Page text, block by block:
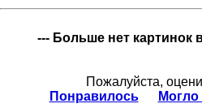
--- Больше нет картинок
Пожалуйста,
Понравилось
Могло